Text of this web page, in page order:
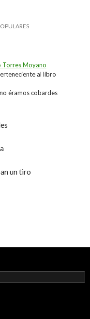
Torres Moyano
al libro
éramos cobardes
un tiro